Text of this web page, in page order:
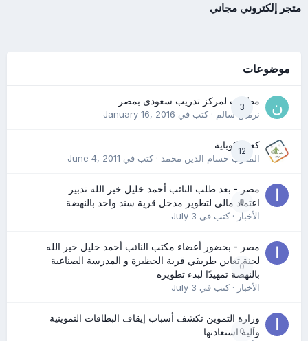
متجر إلكتروني مجاني
موضوعات
3
مطلوب لمركز تدريب سعودى بمصر
نرمين سالم· كتب في January 16, 2016
12
كعب كوباية
المدرب حسام الدين محمد· كتب في June 4, 2011
0
مصر - بعد طلب النائب أحمد خليل خير الله تدبير
اعتماد مالي لتطوير مدخل قرية سند واحد بالنهضة
الأخبار· كتب في July 3
0
مصر - بحضور أعضاء مكتب النائب أحمد خليل خير الله
لجنة تعاين طريقي قرية الحظيرة و المدرسة الصناعية
بالنهضة تمهيدًا لبدء تطويره
الأخبار· كتب في July 3
0
وزارة التموين تكشف أسباب إيقاف البطاقات التموينية
وآلية استعادتها